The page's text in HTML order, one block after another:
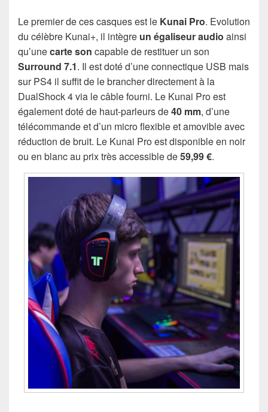
Le premier de ces casques est le Kunai Pro. Evolution
du célèbre Kunai+, il intègre un égaliseur audio ainsi
qu’unecarte son capable de restituer un son
Surround 7.1. Il est doté d’une connectique USB mais
sur PS4 il suffit de le brancher directement à la
DualShock 4 via le câble fourni. Le Kunai Pro est
également doté de haut-parleurs de40 mm, d’une
télécommande et d’un micro flexible et amovible avec
réduction de bruit. Le Kunai Pro est disponible en noir
ou en blanc au prix très accessible de59,99 €.